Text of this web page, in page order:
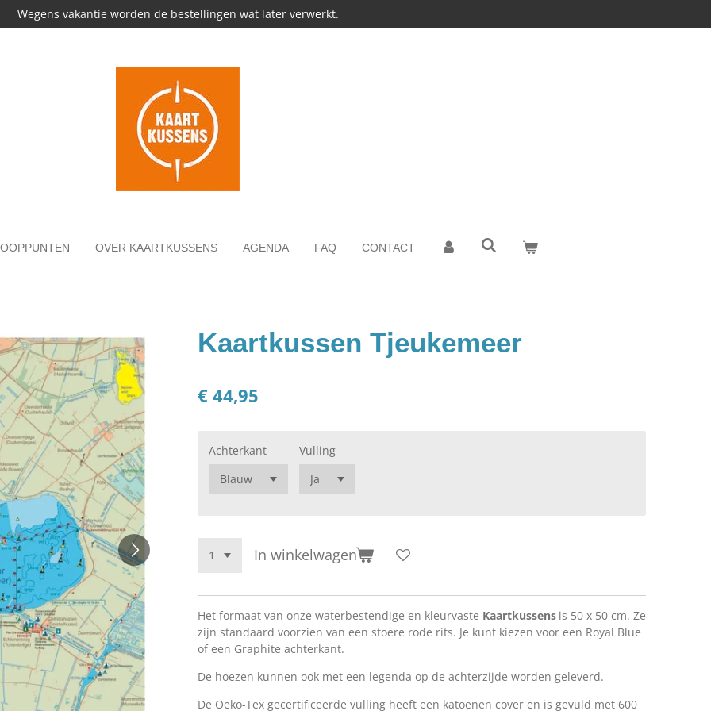
Wegens vakantie worden de bestellingen wat later verwerkt.
OVER KAARTKUSSENS AGENDA FAQ CONTACT
Kaartkussen Tjeukemeer
€ 44,95
Achterkant Vulling
In winkelwagen
Het formaat van onze waterbestendige en kleurvaste Kaartkussens is 50 x 50 cm. Ze
zijn standaard voorzien van een stoere rode rits. Je kunt kiezen voor een Royal Blue
of een Graphite achterkant.
De hoezen kunnen ook met een legenda op de achterzijde worden geleverd.
De Oeko-Tex gecertificeerde vulling heeft een katoenen cover en is gevuld met 600